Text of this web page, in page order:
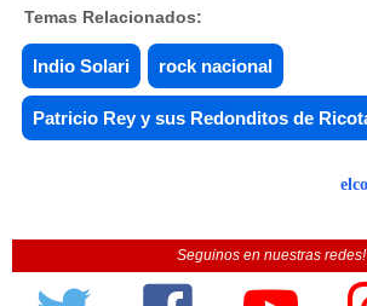
Temas Relacionados:
Indio Solari rock nacional
Patricio Rey y sus Redonditos de
Seguinos en nuestras redes!